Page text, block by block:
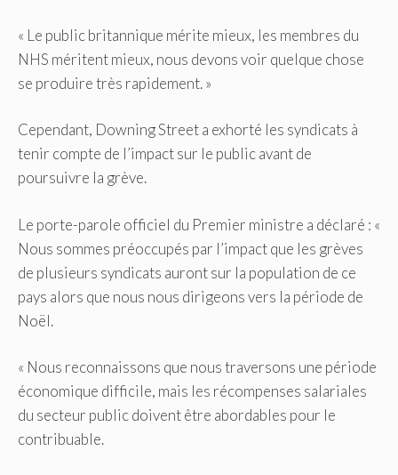
« Le public britannique mérite mieux, les membres du
NHS méritent mieux, nous devons voir quelque chose
se produire très rapidement. »
Cependant, Downing Street a exhorté les syndicats à
tenir compte de l’impact sur le public avant de
poursuivre la grève.
Le porte-parole officiel du Premier ministre a déclaré : «
Nous sommes préoccupés par l’impact que les grèves
de plusieurs syndicats auront sur la population de ce
pays alors que nous nous dirigeons vers la période de
Noël.
« Nous reconnaissons que nous traversons une période
économique difficile, mais les récompenses salariales
du secteur public doivent être abordables pour le
contribuable.